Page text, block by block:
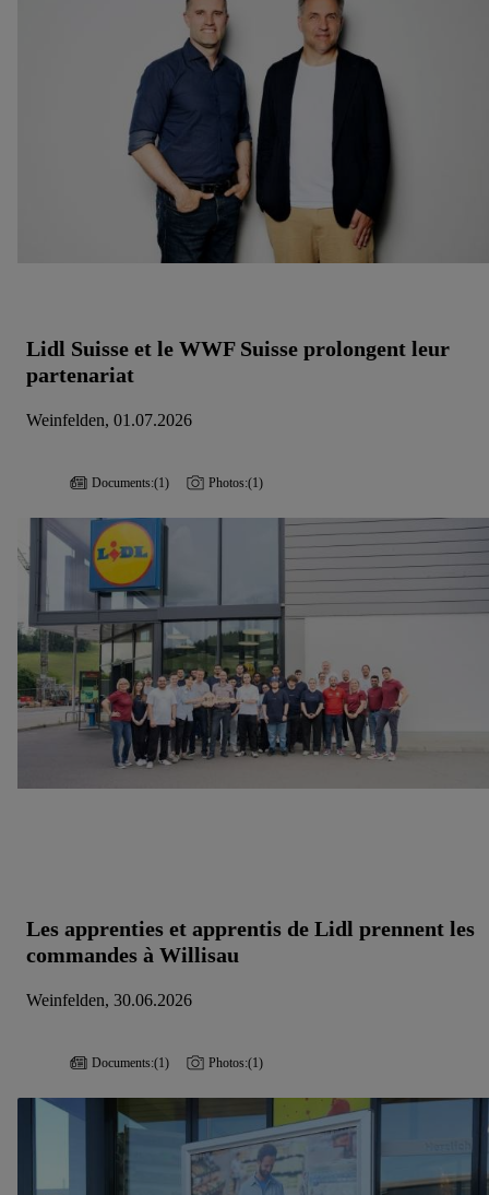
Lidl Suisse et le WWF Suisse prolongent leur
partenariat
Weinfelden, 01.07.2026
Documents:(1) Photos:(1)
Les apprenties et apprentis de Lidl prennent les
commandes à Willisau
Weinfelden, 30.06.2026
Documents:(1) Photos:(1)